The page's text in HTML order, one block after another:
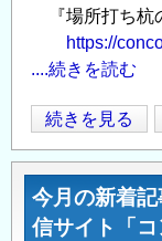
ブ
リ
168
建
設
『場所打ち杭
https://
....続きを読む
今
月
の
新
着
続きを見る
今月の新着
信サイト「コ